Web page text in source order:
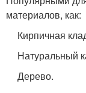
материалов, как:
Кирпичная
Натуральный
Дерево.